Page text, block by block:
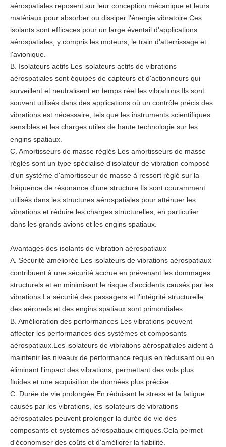
aérospatiales reposent sur leur conception mécanique et leurs
matériaux pour absorber ou dissiper l'énergie vibratoire.Ces
isolants sont efficaces pour un large éventail d'applications
aérospatiales, y compris les moteurs, le train d'atterrissage et
l'avionique.
B. Isolateurs actifs Les isolateurs actifs de vibrations
aérospatiales sont équipés de capteurs et d'actionneurs qui
surveillent et neutralisent en temps réel les vibrations.Ils sont
souvent utilisés dans des applications où un contrôle précis des
vibrations est nécessaire, tels que les instruments scientifiques
sensibles et les charges utiles de haute technologie sur les
engins spatiaux.
C. Amortisseurs de masse réglés Les amortisseurs de masse
réglés sont un type spécialisé d'isolateur de vibration composé
d'un système d'amortisseur de masse à ressort réglé sur la
fréquence de résonance d'une structure.Ils sont couramment
utilisés dans les structures aérospatiales pour atténuer les
vibrations et réduire les charges structurelles, en particulier
dans les grands avions et les engins spatiaux.
Avantages des isolants de vibration aérospatiaux
A. Sécurité améliorée Les isolateurs de vibrations aérospatiaux
contribuent à une sécurité accrue en prévenant les dommages
structurels et en minimisant le risque d'accidents causés par les
vibrations.La sécurité des passagers et l'intégrité structurelle
des aéronefs et des engins spatiaux sont primordiales.
B. Amélioration des performances Les vibrations peuvent
affecter les performances des systèmes et composants
aérospatiaux.Les isolateurs de vibrations aérospatiales aident à
maintenir les niveaux de performance requis en réduisant ou en
éliminant l'impact des vibrations, permettant des vols plus
fluides et une acquisition de données plus précise.
C. Durée de vie prolongée En réduisant le stress et la fatigue
causés par les vibrations, les isolateurs de vibrations
aérospatiales peuvent prolonger la durée de vie des
composants et systèmes aérospatiaux critiques.Cela permet
d'économiser des coûts et d'améliorer la fiabilité.